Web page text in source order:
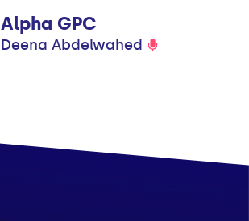
Alpha GPC
Deena Abdelwahed